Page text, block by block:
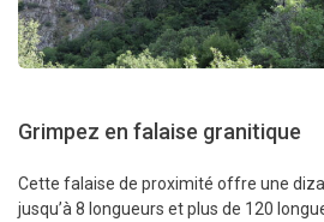
Grimpez en falaise granitique
Cette falaise de proximité offre une
jusqu’à 8 longueurs et plus de 120